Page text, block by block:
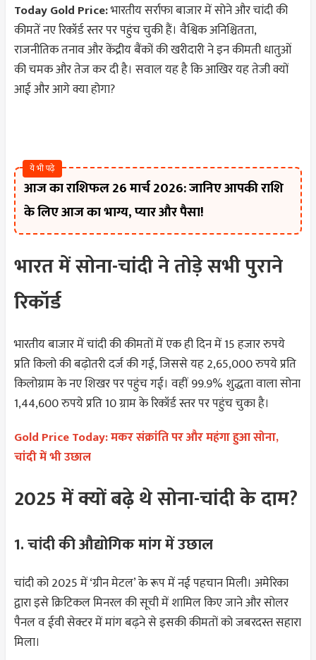
Today Gold Price:भारतीय सर्राफा बाजार में सोने और चांदी की
कीमतें नए रिकॉर्ड स्तर पर पहुंच चुकी हैं। वैश्विक अनिश्चितता,
राजनीतिक तनाव और केंद्रीय बैंकों की खरीदारी ने इन कीमती धातुओं
की चमक और तेज कर दी है। सवाल यह है कि आखिर यह तेजी क्यों
आई और आगे क्या होगा?
ये भी पढ़े
आज का राशिफल 26 मार्च 2026: जानिए आपकी राशि
के लिए आज का भाग्य, प्यार और पैसा!
भारत में सोना-चांदी ने तोड़े सभी पुराने
रिकॉर्ड
भारतीय बाजार में चांदी की कीमतों में एक ही दिन में 15 हजार रुपये
प्रति किलो की बढ़ोतरी दर्ज की गई, जिससे यह 2,65,000 रुपये प्रति
किलोग्राम के नए शिखर पर पहुंच गई। वहीं 99.9% शुद्धता वाला सोना
1,44,600 रुपये प्रति 10 ग्राम के रिकॉर्ड स्तर पर पहुंच चुका है।
Gold Price Today: मकर संक्रांति पर और महंगा हुआ सोना,
चांदी में भी उछाल
2025 में क्यों बढ़े थे सोना-चांदी के दाम?
1. चांदी की औद्योगिक मांग में उछाल
चांदी को 2025 में ‘ग्रीन मेटल’ के रूप में नई पहचान मिली। अमेरिका
द्वारा इसे क्रिटिकल मिनरल की सूची में शामिल किए जाने और सोलर
पैनल व ईवी सेक्टर में मांग बढ़ने से इसकी कीमतों को जबरदस्त सहारा
मिला।